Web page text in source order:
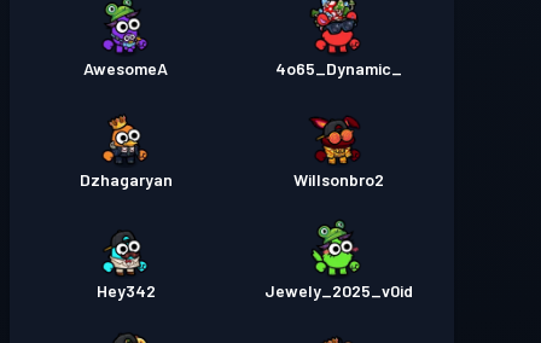
AwesomeA
Willsonbro2
Dzhagaryan
Jewely_2025_v0id
Hey342